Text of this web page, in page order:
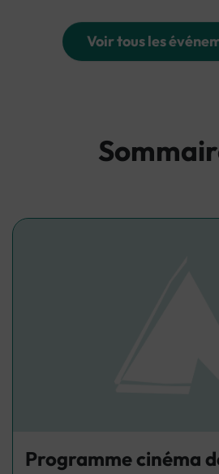
Voir tous les
Programme cinéma